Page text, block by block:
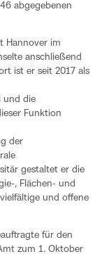
abgegebenen
Hannover im
anschließend
ist er seit 2017 als
und die
Funktion
der
gestaltet er die
, Flächen- und
und offene
für den
zum 1. Oktober